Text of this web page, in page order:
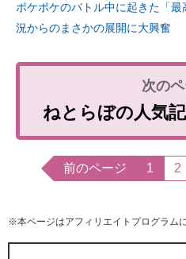
ポケポケのバトル中に起きた「
況からのまさかの展開に大興奮
ねとらぼの人気
前のページ 1 2
※本ページはアフィリエイトプログラム